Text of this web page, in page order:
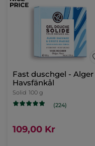
Fast duschgel - Alger
Havsfänkål
Solid 100 g
(224)
109,00 Kr